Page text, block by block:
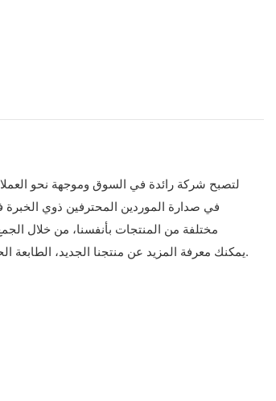
مختلفة من المنتجات بأنفسنا، من خلال
يمكنك معرفة المزيد عن منتجنا الجديد، الطابعة الحرارية 4 بوصات، وشركتنا من خلال التواصل معنا مباشرةً. التصميم المبتكر لهذا المنتج لا يوفر وظائف كافية فحسب، بل يجعل العمل أو الدراسة أكثر متعة وفائدة.